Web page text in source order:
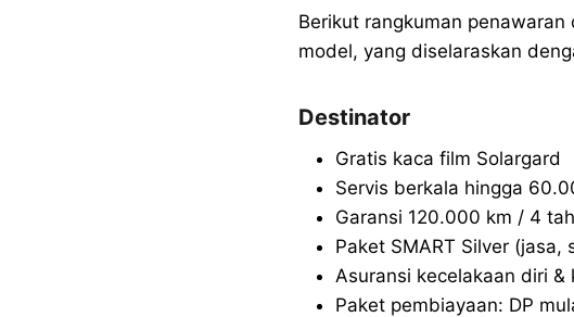
Berikut rangkuman
model, yang diselaraskan
Destinator
Gratis kaca film Solargard
Servis berkala hingga
Garansi 120.000 km / 4
Paket SMART Silver (jasa,
Asuransi kecelakaan diri &
Paket pembiayaan: DP